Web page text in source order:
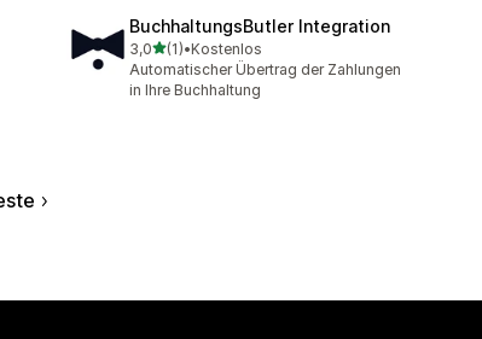
BuchhaltungsButler Integration
3,0av 5 stjerner
(1)
Totalt 1 omtaler
•Kostenlos
Automatischer Übertrag der Zahlungen
in Ihre Buchhaltung